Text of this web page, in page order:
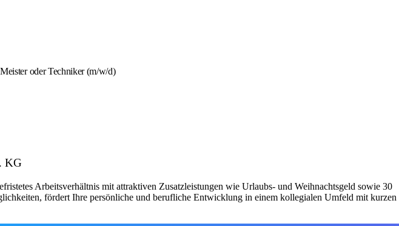
oder Techniker (m/w/d)
KG
Arbeitsverhältnis mit attraktiven Zusatzleistungen wie Urlaubs- und Weihnachtsgeld sowie 30
fördert Ihre persönliche und berufliche Entwicklung in einem kollegialen Umfeld mit kurzen